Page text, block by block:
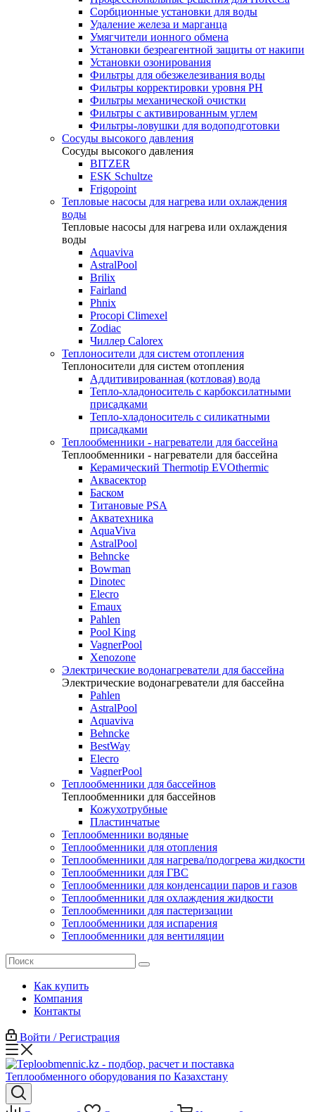
Сорбционные установки для воды
Удаление железа и марганца
Умягчители ионного обмена
Установки безреагентной защиты от накипи
Установки озонирования
Фильтры для обезжелезивания воды
Фильтры корректировки уровня PH
Фильтры механической очистки
Фильтры с активированным углем
Фильтры-ловушки для водоподготовки
Сосуды высокого давления
Сосуды высокого давления
BITZER
ESK Schultze
Frigopoint
Тепловые насосы для нагрева или охлаждения
воды
Тепловые насосы для нагрева или охлаждения
воды
Aquaviva
AstralPool
Brilix
Fairland
Phnix
Procopi Climexel
Zodiac
Чиллер Calorex
Теплоносители для систем отопления
Теплоносители для систем отопления
Аддитивированная (котловая) вода
Тепло-хладоноситель с карбоксилатными
присадками
Тепло-хладоноситель с силикатными
присадками
Теплообменники - нагреватели для бассейна
Теплообменники - нагреватели для бассейна
Керамический Thermotip EVOthermic
Аквасектор
Баском
Титановые PSA
Акватехника
AquaViva
AstralPool
Behncke
Bowman
Dinotec
Elecro
Emaux
Pahlen
Pool King
VagnerPool
Xenozone
Электрические водонагреватели для бассейна
Электрические водонагреватели для бассейна
Pahlen
AstralPool
Aquaviva
Behncke
BestWay
Elecro
VagnerPool
Теплообменники для бассейнов
Теплообменники для бассейнов
Кожухотрубные
Пластинчатые
Теплообменники водяные
Теплообменники для отопления
Теплообменники для нагрева/подогрева жидкости
Теплообменники для ГВС
Теплообменники для конденсации паров и газов
Теплообменники для охлаждения жидкости
Теплообменники для пастеризации
Теплообменники для испарения
Теплообменники для вентиляции
Как купить
Компания
Контакты
Войти / Регистрация